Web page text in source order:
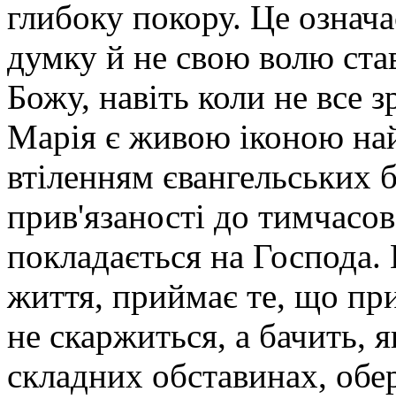
глибоку покору. Це
думку й не свою волю
Божу, навіть коли не все
Марія є живою іконою
втіленням
прив'язаності до
покладається на
життя, приймає те, що
не скаржиться, а бачить,
складних обставинах,
ногах»
технічний
вираз,
що
означає
навчатися.
Так
викладали
книжники:
вони
на
узвишші,
учні
у
ногах.
Марія
ученицею,